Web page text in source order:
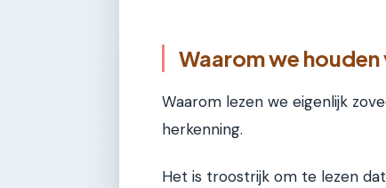
Waarom we
Waarom lezen we eigenlijk
herkenning.
Het is troostrijk om te lezen